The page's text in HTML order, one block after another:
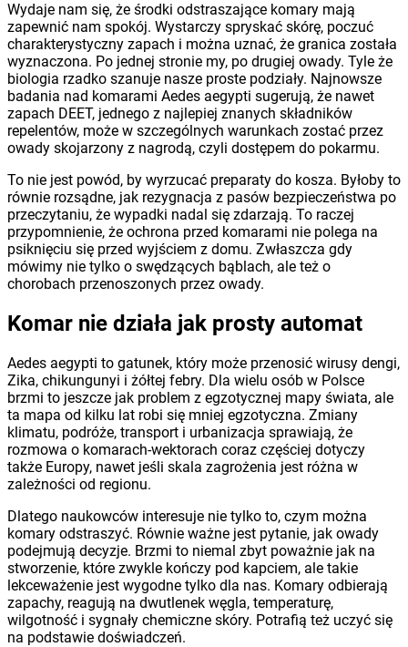
Wydaje nam się, że środki odstraszające komary mają
zapewnić nam spokój. Wystarczy spryskać skórę, poczuć
charakterystyczny zapach i można uznać, że granica została
wyznaczona. Po jednej stronie my, po drugiej owady. Tyle że
biologia rzadko szanuje nasze proste podziały. Najnowsze
badania nad komarami Aedes aegypti sugerują, że nawet
zapach DEET, jednego z najlepiej znanych składników
repelentów, może w szczególnych warunkach zostać przez
owady skojarzony z nagrodą, czyli dostępem do pokarmu.
To nie jest powód, by wyrzucać preparaty do kosza. Byłoby to
równie rozsądne, jak rezygnacja z pasów bezpieczeństwa po
przeczytaniu, że wypadki nadal się zdarzają. To raczej
przypomnienie, że ochrona przed komarami nie polega na
psiknięciu się przed wyjściem z domu. Zwłaszcza gdy
mówimy nie tylko o swędzących bąblach, ale też o
chorobach przenoszonych przez owady.
Komar nie działa jak prosty automat
Aedes aegypti to gatunek, który może przenosić wirusy dengi,
Zika, chikungunyi i żółtej febry. Dla wielu osób w Polsce
brzmi to jeszcze jak problem z egzotycznej mapy świata, ale
ta mapa od kilku lat robi się mniej egzotyczna. Zmiany
klimatu, podróże, transport i urbanizacja sprawiają, że
rozmowa o komarach-wektorach coraz częściej dotyczy
także Europy, nawet jeśli skala zagrożenia jest różna w
zależności od regionu.
Dlatego naukowców interesuje nie tylko to, czym można
komary odstraszyć. Równie ważne jest pytanie, jak owady
podejmują decyzje. Brzmi to niemal zbyt poważnie jak na
stworzenie, które zwykle kończy pod kapciem, ale takie
lekceważenie jest wygodne tylko dla nas. Komary odbierają
zapachy, reagują na dwutlenek węgla, temperaturę,
wilgotność i sygnały chemiczne skóry. Potrafią też uczyć się
na podstawie doświadczeń.